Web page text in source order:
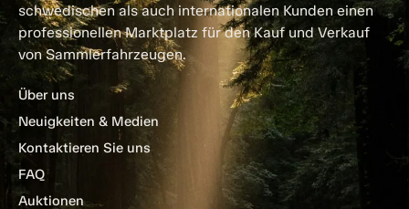
schwedischen als auch internationalen Kunden einen
professionellen Marktplatz für den Kauf und Verkauf
von Sammlerfahrzeugen.
Über uns
Neuigkeiten & Medien
Kontaktieren Sie uns
FAQ
Auktionen